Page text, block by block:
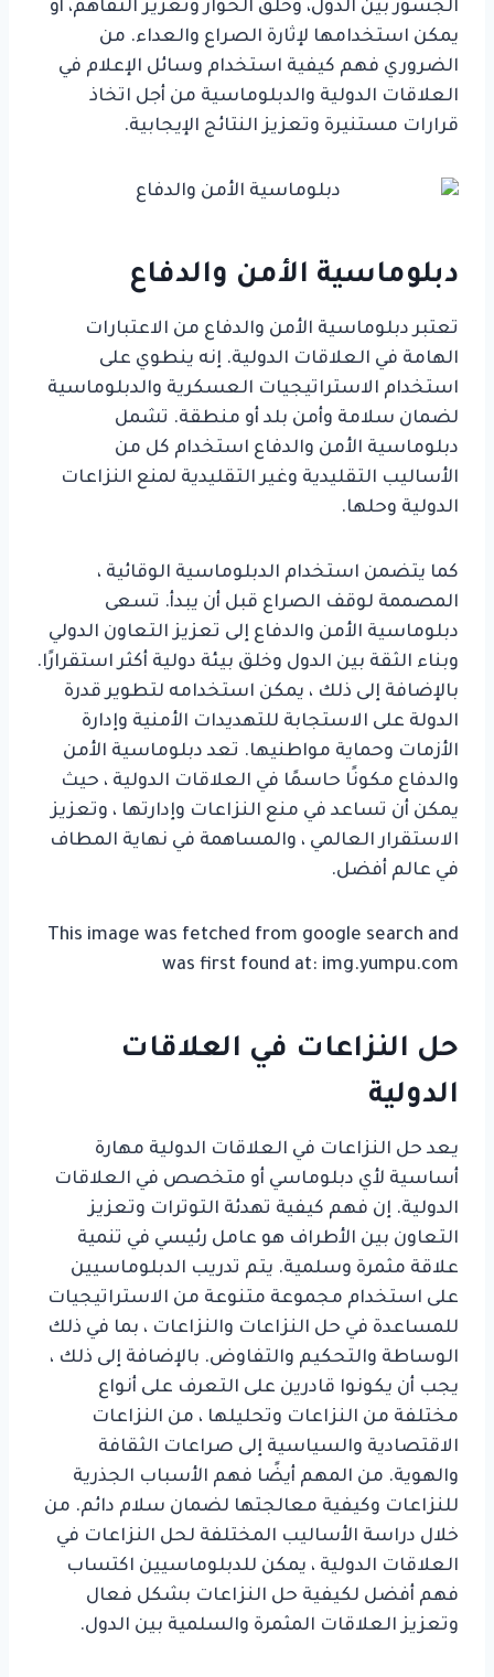
الجسور بين الدول، وخلق الحوار وتعزيز التفاهم، أو
يمكن استخدامها لإثارة الصراع والعداء. من
الضروري فهم كيفية استخدام وسائل الإعلام في
العلاقات الدولية والدبلوماسية من أجل اتخاذ
قرارات مستنيرة وتعزيز النتائج الإيجابية.
دبلوماسية الأمن والدفاع
تعتبر دبلوماسية الأمن والدفاع من الاعتبارات
الهامة في العلاقات الدولية. إنه ينطوي على
استخدام الاستراتيجيات العسكرية والدبلوماسية
لضمان سلامة وأمن بلد أو منطقة. تشمل
دبلوماسية الأمن والدفاع استخدام كل من
الأساليب التقليدية وغير التقليدية لمنع النزاعات
الدولية وحلها.
كما يتضمن استخدام الدبلوماسية الوقائية ،
المصممة لوقف الصراع قبل أن يبدأ. تسعى
دبلوماسية الأمن والدفاع إلى تعزيز التعاون الدولي
وبناء الثقة بين الدول وخلق بيئة دولية أكثر استقرارًا.
بالإضافة إلى ذلك ، يمكن استخدامه لتطوير قدرة
الدولة على الاستجابة للتهديدات الأمنية وإدارة
الأزمات وحماية مواطنيها. تعد دبلوماسية الأمن
والدفاع مكونًا حاسمًا في العلاقات الدولية ، حيث
يمكن أن تساعد في منع النزاعات وإدارتها ، وتعزيز
الاستقرار العالمي ، والمساهمة في نهاية المطاف
في عالم أفضل.
This image was fetched from google search and
was first found at: img.yumpu.com
حل النزاعات في العلاقات
الدولية
يعد حل النزاعات في العلاقات الدولية مهارة
أساسية لأي دبلوماسي أو متخصص في العلاقات
الدولية. إن فهم كيفية تهدئة التوترات وتعزيز
التعاون بين الأطراف هو عامل رئيسي في تنمية
علاقة مثمرة وسلمية. يتم تدريب الدبلوماسيين
على استخدام مجموعة متنوعة من الاستراتيجيات
للمساعدة في حل النزاعات والنزاعات ، بما في ذلك
الوساطة والتحكيم والتفاوض. بالإضافة إلى ذلك ،
يجب أن يكونوا قادرين على التعرف على أنواع
مختلفة من النزاعات وتحليلها ، من النزاعات
الاقتصادية والسياسية إلى صراعات الثقافة
والهوية. من المهم أيضًا فهم الأسباب الجذرية
للنزاعات وكيفية معالجتها لضمان سلام دائم. من
خلال دراسة الأساليب المختلفة لحل النزاعات في
العلاقات الدولية ، يمكن للدبلوماسيين اكتساب
فهم أفضل لكيفية حل النزاعات بشكل فعال
وتعزيز العلاقات المثمرة والسلمية بين الدول.